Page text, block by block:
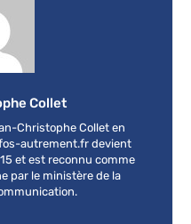
Collet
Christophe Collet en
autrement.fr devient
et est reconnu comme
par le ministère de la